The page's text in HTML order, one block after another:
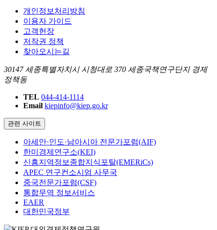
개인정보처리방침
이용자 가이드
고객헌장
저작권 정책
찾아오시는길
30147 세종특별자치시 시청대로 370 세종국책연구단지 경제
정책동
TEL 044-414-1114
Email kiepinfo@kiep.go.kr
관련 사이트
아세안·인도·남아시아 전문가포럼(AIF)
한미경제연구소(KEI)
신흥지역정보종합지식포탈(EMERiCs)
APEC 연구컨소시엄 사무국
중국전문가포럼(CSF)
통합무역 정보서비스
EAER
대한민국정부